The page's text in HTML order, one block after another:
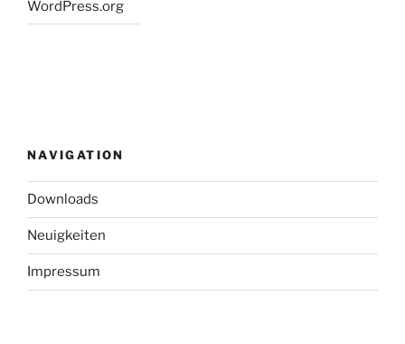
WordPress.org
NAVIGATION
Downloads
Neuigkeiten
Impressum